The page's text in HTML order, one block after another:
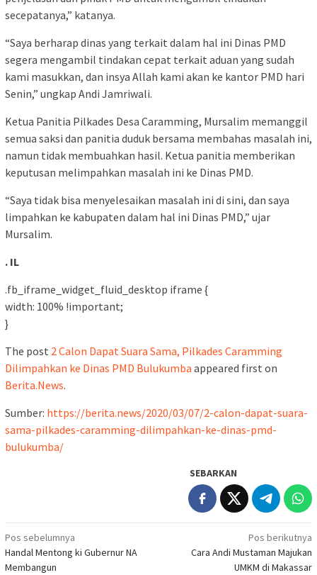
secepatanya,” katanya.
“Saya berharap dinas yang terkait dalam hal ini Dinas PMD
segera mengambil tindakan cepat terkait aduan yang sudah
kami masukkan, dan insya Allah kami akan ke kantor PMD hari
Senin,” ungkap Andi Jamriwali.
Ketua Panitia Pilkades Desa Caramming, Mursalim memanggil
semua saksi dan panitia duduk bersama membahas masalah ini,
namun tidak membuahkan hasil. Ketua panitia memberikan
keputusan melimpahkan masalah ini ke Dinas PMD.
“Saya tidak bisa menyelesaikan masalah ini di sini, dan saya
limpahkan ke kabupaten dalam hal ini Dinas PMD,” ujar
Mursalim.
. IL
.fb_iframe_widget_fluid_desktop iframe {
width: 100% !important;
}
The post 2 Calon Dapat Suara Sama, Pilkades Caramming
Dilimpahkan ke Dinas PMD Bulukumba appeared first on
Berita.News.
Sumber: https://berita.news/2020/03/07/2-calon-dapat-suara-
sama-pilkades-caramming-dilimpahkan-ke-dinas-pmd-
bulukumba/
SEBARKAN
Navigasi
pos
Pos sebelumnya
Handal Mentong ki Gubernur NA
Membangun
Pos berikutnya
Cara Andi Mustaman Majukan
UMKM di Makassar